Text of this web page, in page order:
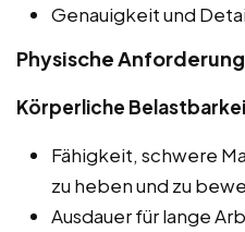
Genauigkeit und
Physische
Körperliche
Fähigkeit, schwere
zu heben und zu
Ausdauer für lange